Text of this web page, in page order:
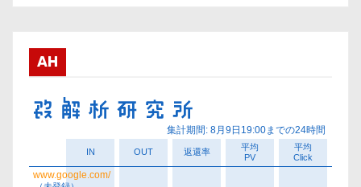
ブ
AH